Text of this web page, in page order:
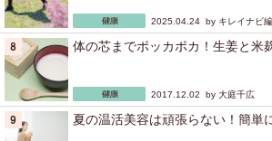
2025.04.24 by キレイナビ
体の芯までポッカポカ！生姜と米
2017.12.02 by 大庭千広
夏の温活美容は頑張らない！簡単